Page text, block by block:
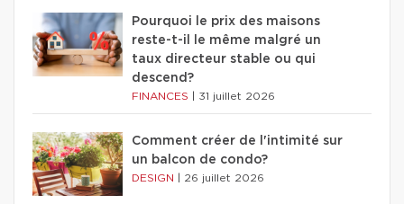
Pourquoi le prix des maisons
reste-t-il le même malgré un
taux directeur stable ou qui
descend?
FINANCES 31 juillet 2026
Comment créer de l'intimité sur
un balcon de condo?
DESIGN 26 juillet 2026